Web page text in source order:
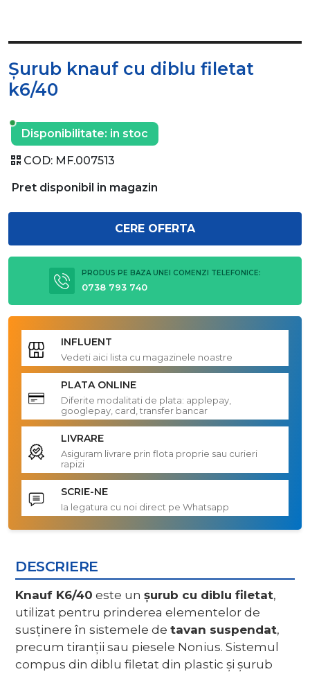
Șurub knauf cu diblu filetat
k6/40
Disponibilitate: in stoc
COD: MF.007513
Pret disponibil in magazin
CERE OFERTA
PRODUS PE BAZA UNEI COMENZI TELEFONICE:
0738 793 740
INFLUENT
Vedeti aici lista cu magazinele noastre
PLATA ONLINE
Diferite modalitati de plata: applepay,
googlepay, card, transfer bancar
LIVRARE
Asiguram livrare prin flota proprie sau curieri
rapizi
SCRIE-NE
Ia legatura cu noi direct pe Whatsapp
DESCRIERE
Knauf K6/40 este un șurub cu diblu filetat,
utilizat pentru prinderea elementelor de
susținere în sistemele de tavan suspendat,
precum tiranții sau piesele Nonius. Sistemul
compus din diblu filetat din plastic și șurub